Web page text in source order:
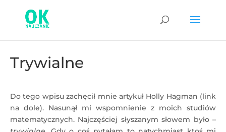
Trywialne
Do tego wpisu zachęcił mnie artykuł Holly Hagman (link
na dole). Nasunął mi wspomnienie z moich studiów
matematycznych. Najczęściej słyszanym słowem było –